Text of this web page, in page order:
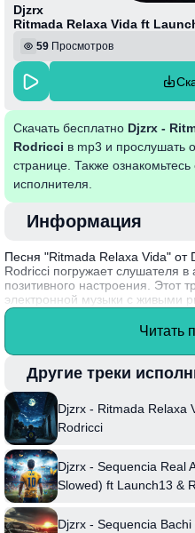
Djzrx
Ritmada Relaxa Vida ft
59 Просмотров
Скачать бесплатно Djzrx -
Rodricci в mp3 и прослушать
странице. Также
исполнителя.
Информация
Песня "Ritmada Relaxa Vida" от
Rodricci погружает слушателя
позитивного настроения. Этот
электронной музыки с живыми
фон для спокойного отдыха или
зажигательные биты
DJzrx, известный своим
экспериментирует с жанрами,
произведения, которые
"Ritmada Relaxa Vida" — это не
но и настоящий гимн радости,
изменения.
Читать
Другие треки
Djzrx - Ritmada Relaxa
Rodricci
Djzrx - Sequencia Real
Slowed) ft Launch13 &
Djzrx - Sequencia